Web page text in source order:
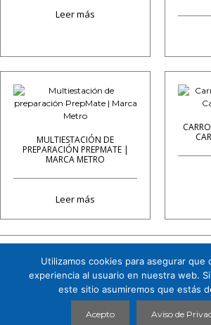
Leer más
MULTIESTACIÓN DE
PREPARACIÓN PREPMATE |
MARCA METRO
Leer más
Cuauhtémoc 158 B1 Col. Tizapán San Ángel, CP. 01090,
México. Tel. 5591719151
Utilizamos cookies para asegurar que
experiencia al usuario en nuestra web.
este sitio asumiremos que estás
Acepto Aviso de